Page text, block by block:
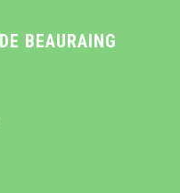
BEAURAING